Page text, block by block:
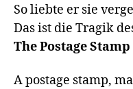
So liebte er sie
The Postage Stamp
A postage stamp,